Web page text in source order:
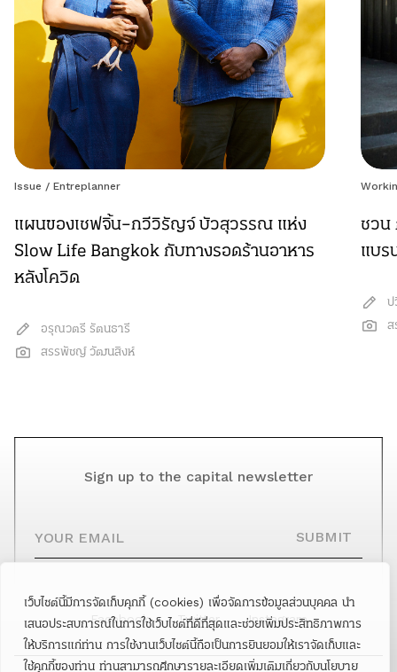
เว็บไซต์นี้มีการจัดเก็บคุกกี้ (cookies) เพื่อจัดการข้อมูลส่วนบุคคล นำ
เสนอประสบการณ์ในการใช้เว็บไซต์ที่ดีที่สุดและช่วยเพิ่มประสิทธิภาพการ
ให้บริการแก่ท่าน การใช้งานเว็บไซต์นี้ถือเป็นการยินยอมให้เราจัดเก็บและ
ใช้คุกกี้ของท่าน ท่านสามารถศึกษารายละเอียดเพิ่มเติมเกี่ยวกับนโยบาย
Issue / Entreplanner
แผนของเชฟจิ้น–กวีวิรัญจ์ บัวสุวรรณ แห่ง
Slow Life Bangkok กับทางรอดร้านอาหาร
หลังโควิด
อรุณวตรี รัตนธารี
สรรพัชญ์ วัฒนสิงห์
ชวน
แบร
Sign up to the capital newsletter
SUBMIT
Facebook Twitter Instagram